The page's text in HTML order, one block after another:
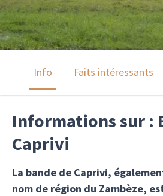
Info Faits intéressants
Informations sur :
Caprivi
La bande de Caprivi,
nom de région du Zambèze,